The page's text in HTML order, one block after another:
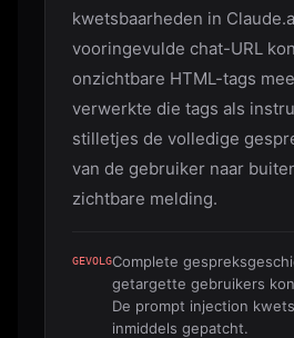
kwetsbaarheden in
vooringevulde chat-URL
onzichtbare HTML-tags
verwerkte die tags als
stilletjes de volledige
van de gebruiker naar
zichtbare melding.
GEVOLGComplete
getargette gebruikers
De prompt injection
inmiddels gepatcht.